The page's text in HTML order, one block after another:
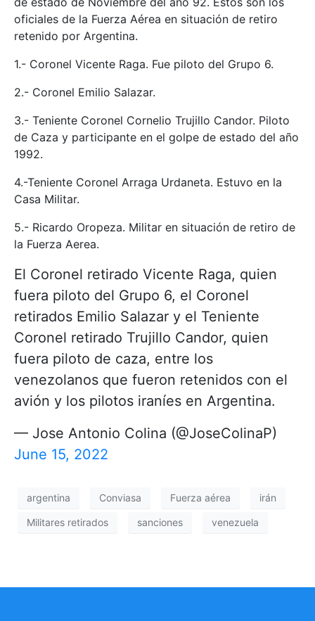
oficiales de la Fuerza Aérea en situación de retiro
retenido por Argentina.
1.- Coronel Vicente Raga. Fue piloto del Grupo 6.
2.- Coronel Emilio Salazar.
3.- Teniente Coronel Cornelio Trujillo Candor. Piloto
de Caza y participante en el golpe de estado del año
1992.
4.-Teniente Coronel Arraga Urdaneta. Estuvo en la
Casa Militar.
5.- Ricardo Oropeza. Militar en situación de retiro de
la Fuerza Aerea.
El Coronel retirado Vicente Raga, quien
fuera piloto del Grupo 6, el Coronel
retirados Emilio Salazar y el Teniente
Coronel retirado Trujillo Candor, quien
fuera piloto de caza, entre los
venezolanos que fueron retenidos con el
avión y los pilotos iraníes en Argentina.
— Jose Antonio Colina (@JoseColinaP)
June 15, 2022
argentina Conviasa Fuerza aérea irán
Militares retirados sanciones venezuela